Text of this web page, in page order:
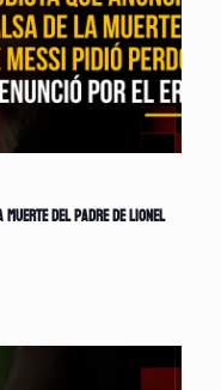
del padre de Lionel